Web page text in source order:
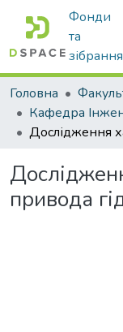
Фонди
та
зібрання
Головна
привода